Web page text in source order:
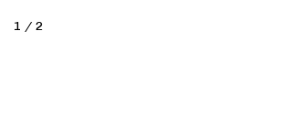
1 / 2